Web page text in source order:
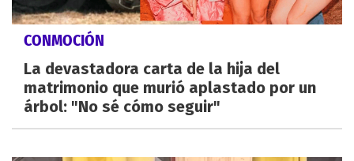
CONMOCIÓN
La devastadora carta de la hija del
matrimonio que murió aplastado por un
árbol: "No sé cómo seguir"